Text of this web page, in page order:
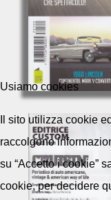
Usiamo cookies
Il sito utilizza cookie
raccolgono
su “Accetto i cookie”
cookie, per decidere